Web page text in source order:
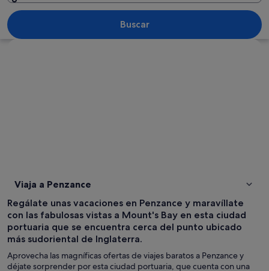
Un mirador costero con una
Buscar
Viaja a Penzance
Regálate unas vacaciones en Penzance y maravíllate
con las fabulosas vistas a Mount's Bay en esta ciudad
portuaria que se encuentra cerca del punto ubicado
más sudoriental de Inglaterra.
Aprovecha las magníficas ofertas de viajes baratos a Penzance y
déjate sorprender por esta ciudad portuaria, que cuenta con una